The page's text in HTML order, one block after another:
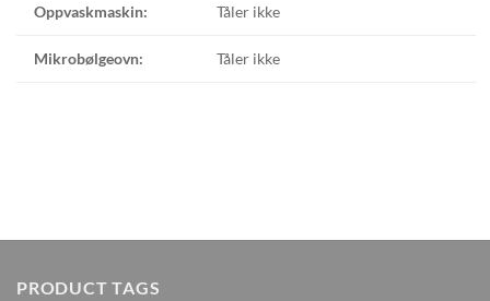
Oppvaskmaskin: Tåler ikke
Mikrobølgeovn: Tåler ikke
PRODUCT TAGS